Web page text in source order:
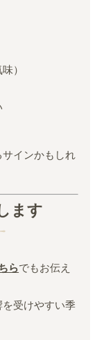
）
インかもしれ
ます
らでもお伝え
受けやすい季